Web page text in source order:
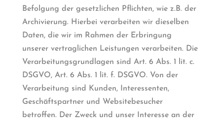
Befolgung der gesetzlichen Pflichten, wie z.B. der
Archivierung. Hierbei verarbeiten wir dieselben
Daten, die wir im Rahmen der Erbringung
unserer vertraglichen Leistungen verarbeiten. Die
Verarbeitungsgrundlagen sind Art. 6 Abs. 1 lit. c.
DSGVO, Art. 6 Abs. 1 lit. f. DSGVO. Von der
Verarbeitung sind Kunden, Interessenten,
Geschäftspartner und Websitebesucher
betroffen. Der Zweck und unser Interesse an der